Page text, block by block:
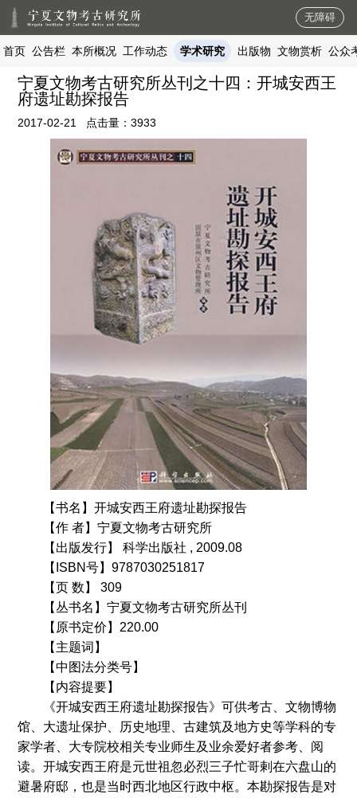
无障碍
首页 公告栏 本所概况 工作动态 学术研究 出版物 文物赏析 公众
宁夏文物考古研究所丛刊之十四：开城安西王
府遗址勘探报告
2017-02-21 点击量：3933
【书名】开城安西王府遗址勘探报告
【作 者】宁夏文物考古研究所
【出版发行】 科学出版社 , 2009.08
【ISBN号】9787030251817
【页 数】 309
【丛书名】宁夏文物考古研究所丛刊
【原书定价】220.00
【主题词】
【中图法分类号】
【内容提要】
《开城安西王府遗址勘探报告》可供考古、文物博物
馆、大遗址保护、历史地理、古建筑及地方史等学科的专
家学者、大专院校相关专业师生及业余爱好者参考、阅
读。开城安西王府是元世祖忽必烈三子忙哥剌在六盘山的
避暑府邸，也是当时西北地区行政中枢。本勘探报告是对